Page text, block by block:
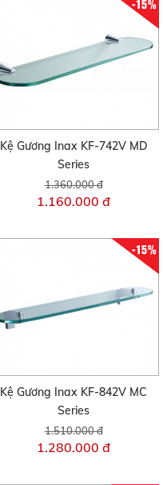
Kệ Gương Inax KF-742V MD
Series
1.360.000 đ
1.160.000 đ
-15%
Kệ Gương Inax KF-842V MC
Series
1.510.000 đ
1.280.000 đ